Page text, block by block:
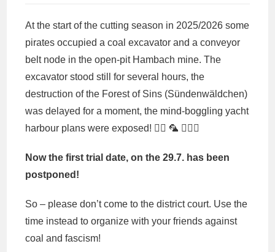
At the start of the cutting season in 2025/2026 some
pirates occupied a coal excavator and a conveyor
belt node in the open-pit Hambach mine. The
excavator stood still for several hours, the
destruction of the Forest of Sins (Sündenwäldchen)
was delayed for a moment, the mind-boggling yacht
harbour plans were exposed! 🏴‍☠️ 🦜 🧚🏼‍♀️
Now the first trial date, on the 29.7. has been
postponed!
So – please don’t come to the district court. Use the
time instead to organize with your friends against
coal and fascism!